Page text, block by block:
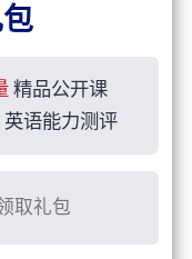
精品公开课
英语能力测评